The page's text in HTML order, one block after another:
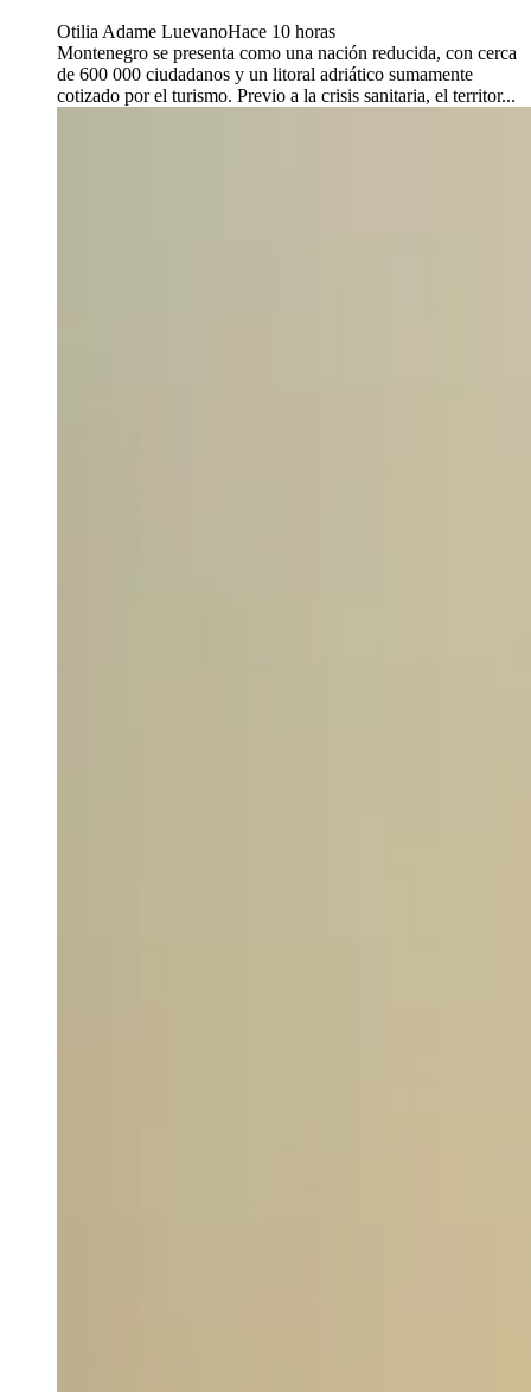
Otilia Adame LuevanoHace 10 horas
Montenegro se presenta como una nación reducida, con cerca
de 600 000 ciudadanos y un litoral adriático sumamente
cotizado por el turismo. Previo a la crisis sanitaria, el territor...